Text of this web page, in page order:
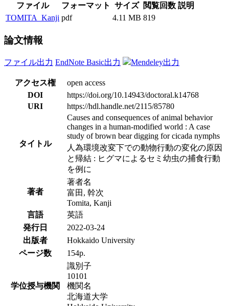
ファイル フォーマット サイズ 閲覧回数 説明
TOMITA_Kanji pdf 4.11 MB 819
論文情報
ファイル出力 EndNote Basic出力 Mendeley出力
アクセス権
open access
DOI
https://doi.org/10.14943/doctoral.k14768
URI
https://hdl.handle.net/2115/85780
タイトル
Causes and consequences of animal behavior
changes in a human-modified world : A case
study of brown bear digging for cicada nymphs
人為環境改変下での動物行動の変化の原因
と帰結 : ヒグマによるセミ幼虫の捕食行動
を例に
著者
著者名
富田, 幹次
Tomita, Kanji
言語
英語
発行日
2022-03-24
出版者
Hokkaido University
ページ数
154p.
学位授与機関
識別子
10101
機関名
北海道大学